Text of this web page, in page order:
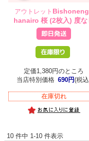
アウトレット
hanairo 桜 (2枚入) 度な
定価1,380円のところ
当店特別価格 690円(税
在庫切れ
10 件中 1-10 件表示